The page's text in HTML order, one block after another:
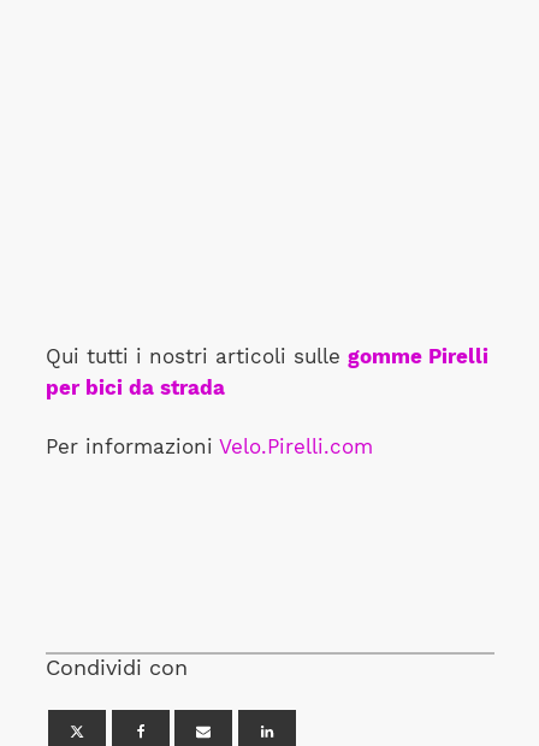
Qui tutti i nostri articoli sulle gomme Pirelli
per bici da strada
Per informazioni Velo.Pirelli.com
Condividi con